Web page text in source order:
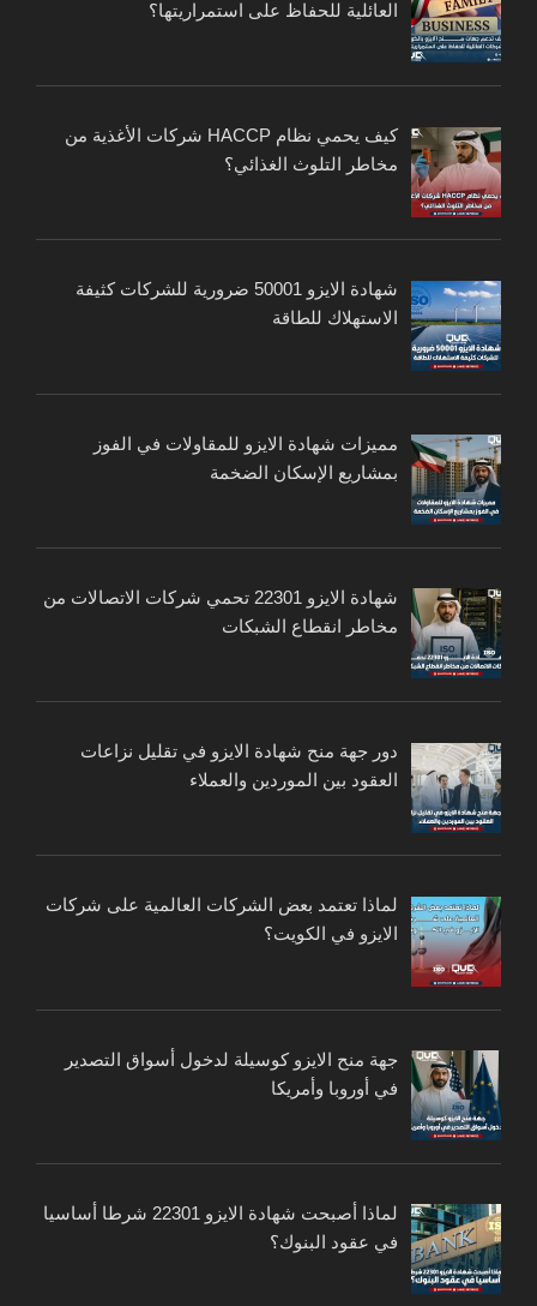
العائلية للحفاظ على استمراريتها؟
كيف يحمي نظام HACCP شركات الأغذية من
مخاطر التلوث الغذائي؟
شهادة الايزو 50001 ضرورية للشركات كثيفة
الاستهلاك للطاقة
مميزات شهادة الايزو للمقاولات في الفوز
بمشاريع الإسكان الضخمة
شهادة الايزو 22301 تحمي شركات الاتصالات من
مخاطر انقطاع الشبكات
دور جهة منح شهادة الايزو في تقليل نزاعات
العقود بين الموردين والعملاء
لماذا تعتمد بعض الشركات العالمية على شركات
الايزو في الكويت؟
جهة منح الايزو كوسيلة لدخول أسواق التصدير
في أوروبا وأمريكا
لماذا أصبحت شهادة الايزو 22301 شرطا أساسيا
في عقود البنوك؟